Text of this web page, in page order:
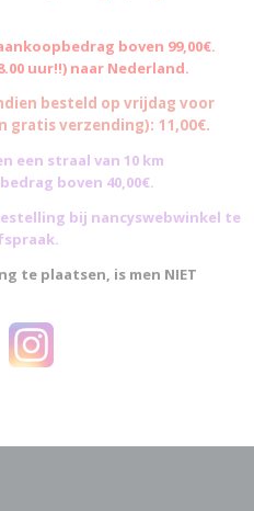
boven 99,00€.
uur!!) naar Nederland.
besteld op vrijdag voor
gratis verzending): 11,00€.
een straal van 10 km
boven 40,00€.
bij nancyswebwinkel te
te plaatsen, is men NIET